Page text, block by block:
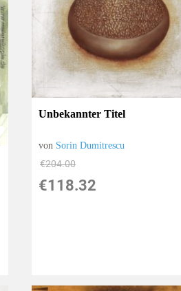
Unbekannter Titel
von Sorin Dumitrescu
€204.00
€118.32